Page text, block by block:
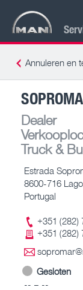
Annuleren en
Dealer
Truck &
Estrada
8600-716
Portugal
+351 (282)
+351 (282)
Gesloten
-- – --